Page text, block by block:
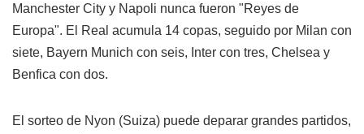
Manchester City y Napoli nunca fueron "Reyes de
Europa". El Real acumula 14 copas, seguido por Milan con
siete, Bayern Munich con seis, Inter con tres, Chelsea y
Benfica con dos.
El sorteo de Nyon (Suiza) puede deparar grandes partidos,